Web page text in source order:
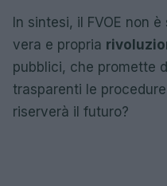
In sintesi, il FVOE non
vera e propria
pubblici, che promette
trasparenti le
riserverà il futuro?